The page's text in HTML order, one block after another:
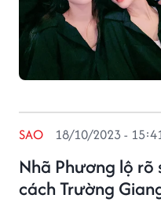
Nhã Phương lộ
cách Trường
SAO 18/10/2023 -